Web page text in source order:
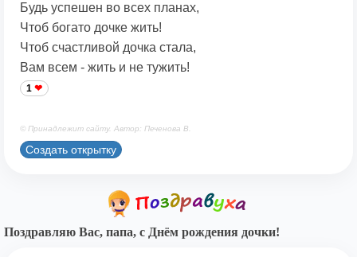
Будь успешен во всех планах,
Чтоб богато дочке жить!
Чтоб счастливой дочка стала,
Вам всем - жить и не тужить!
1
© Принадлежит сайту. Автор: Печенова В.
Создать открытку
Поздравляю Вас, папа, с Днём рождения дочки!